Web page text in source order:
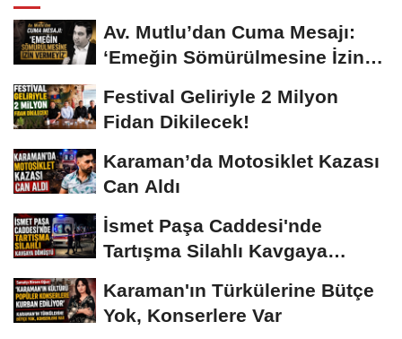
Av. Mutlu’dan Cuma Mesajı:
‘Emeğin Sömürülmesine İzin
Festival Geliriyle 2 Milyon
Fidan Dikilecek!
Karaman’da Motosiklet Kazası
Can Aldı
İsmet Paşa Caddesi'nde
Tartışma Silahlı Kavgaya
Karaman'ın Türkülerine Bütçe
Yok, Konserlere Var